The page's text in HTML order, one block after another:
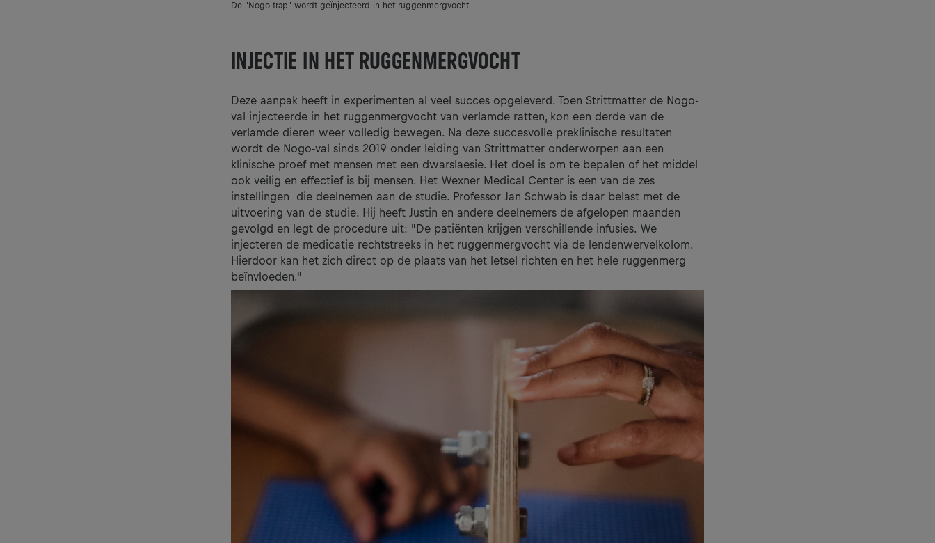
De "Nogo trap" wordt geïnjecteerd in het ruggenmergvocht.
INJECTIE IN HET RUGGENMERGVOCHT
Deze aanpak heeft in experimenten al veel succes opgeleverd. Toen Strittmatter de Nogo-
val injecteerde in het ruggenmergvocht van verlamde ratten, kon een derde van de
verlamde dieren weer volledig bewegen. Na deze succesvolle preklinische resultaten
wordt de Nogo-val sinds 2019 onder leiding van Strittmatter onderworpen aan een
klinische proef met mensen met een dwarslaesie. Het doel is om te bepalen of het middel
ook veilig en effectief is bij mensen. Het Wexner Medical Center is een van de zes
instellingen die deelnemen aan de studie. Professor Jan Schwab is daar belast met de
uitvoering van de studie. Hij heeft Justin en andere deelnemers de afgelopen maanden
gevolgd en legt de procedure uit: "De patiënten krijgen verschillende infusies. We
injecteren de medicatie rechtstreeks in het ruggenmergvocht via de lendenwervelkolom.
Hierdoor kan het zich direct op de plaats van het letsel richten en het hele ruggenmerg
beïnvloeden."